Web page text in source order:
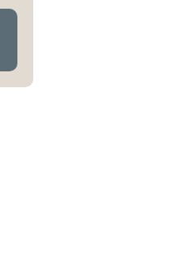
Ankunftshaltestellen